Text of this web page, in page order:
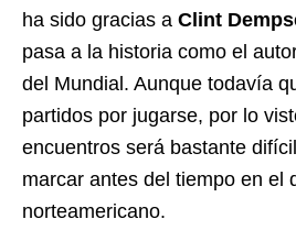
ha sido gracias a Clint
pasa a la historia como el
del Mundial. Aunque todavía
partidos por jugarse, por lo
encuentros será bastante
marcar antes del tiempo en el
norteamericano.